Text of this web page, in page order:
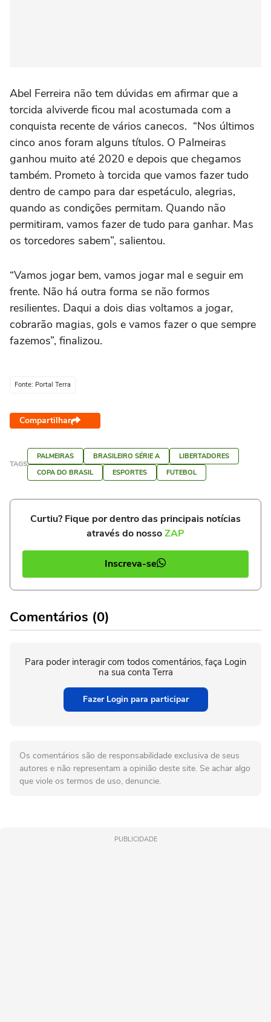
Abel Ferreira não tem dúvidas em afirmar que a
torcida alviverde ficou mal acostumada com a
conquista recente de vários canecos. “Nos últimos
cinco anos foram alguns títulos. O Palmeiras
ganhou muito até 2020 e depois que chegamos
também. Prometo à torcida que vamos fazer tudo
dentro de campo para dar espetáculo, alegrias,
quando as condições permitam. Quando não
permitiram, vamos fazer de tudo para ganhar. Mas
os torcedores sabem”, salientou.
“Vamos jogar bem, vamos jogar mal e seguir em
frente. Não há outra forma se não formos
resilientes. Daqui a dois dias voltamos a jogar,
cobrarão magias, gols e vamos fazer o que sempre
fazemos”, finalizou.
Fonte: Portal Terra
Compartilhar
TAGS
PALMEIRAS BRASILEIRO SÉRIE A
LIBERTADORES
COPA DO BRASIL
ESPORTES FUTEBOL
Curtiu? Fique por dentro das principais notícias
através do nossoZAP
Inscreva-se
Comentários (0)
Para poder interagir com todos comentários, faça Login
na sua conta Terra
Fazer Login para participar
Os comentários são de responsabilidade exclusiva de seus
autores e não representam a opinião deste site. Se achar algo
que viole os termos de uso, denuncie.
PUBLICIDADE